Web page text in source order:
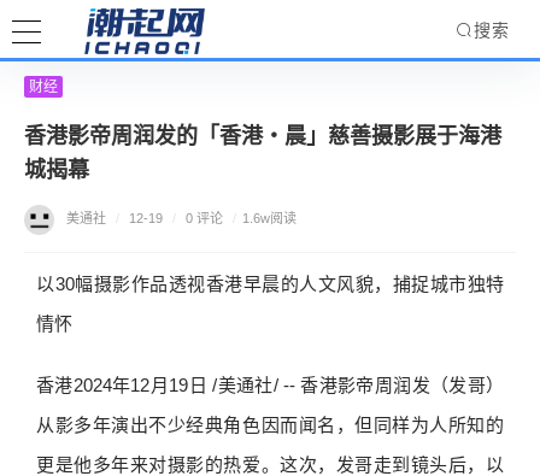
搜索
财经
香港影帝周润发的「香港‧晨」慈善摄影展于海港
城揭幕
美通社 / 12-19 / 0 评论 / 1.6w阅读
以30幅摄影作品透视香港早晨的人文风貌，捕捉城市独特
情怀
香港2024年12月19日 /美通社/ -- 香港影帝周润发（发哥）
从影多年演出不少经典角色因而闻名，但同样为人所知的
更是他多年来对摄影的热爱。这次，发哥走到镜头后，以